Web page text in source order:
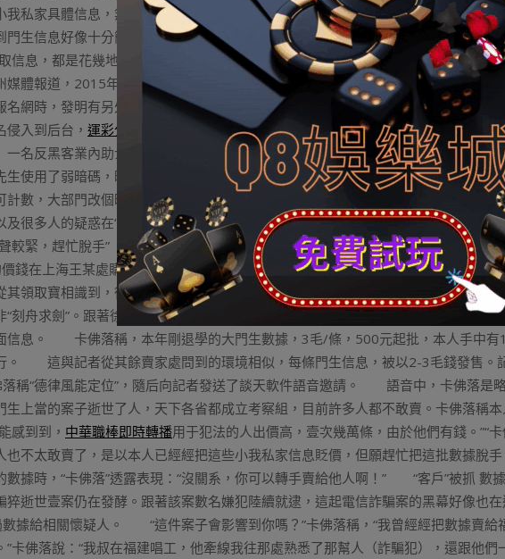
我私家具體信息，無壹人漏填。 經記者再次抽樣驗證，這些信息一樣真實。
生信息好像十分簡略。他稱，若是能恆久互助，“你們可以指定天下隨意哪一個處所
信息，都是花幾地利間往相關網站“玩”壹下。 究竟上，教導部分網站被入侵的案
體報道，2015年6月，劉某為了望望女兒足球投注策略幼兒園報名環境，行使本人
網時，發明有另外壹個外部登錄窗口，其登錄的賬號以及平凡登錄的賬號根本壹致
入到后台， 運彩分析推薦
非法獵取了廣州市小學招生報名的34209條數據，并點竄
反黑客業內助士提到如許壹個案例，曾經有壹個11歲的小孩講演稱本人可以到黌
使用了弱暗碼，暗碼太簡略，很輕易試開。這位業內助士透露表現，許多網站黑客
數，大部門改個暗碼就好了，但網站沒有這個寧靜意識，並且小我私家信息泄露
很多人的疑惑在“卡佛落”的口中好像失去了驗證。那便是這些信息可以十拿九穩地
，趕忙脫手” 本年8月份，在南昌破獲的一路侵占國民小我私家信息案中，犯
錢在上海王某處購買快遞客戶信息后，再以高價在互聯網上探求買家轉賣，兩人共
其領取寶相識到，從客歲至今，因生意小我私家信息收入為數萬元。 而在記者的
刻舟求劍”。跟著徐玉玉事宜的升溫，“風聲愈來愈緊”，價錢也產生了轉變。在記者試
信息。 卡佛落稱，本年剛退學的大門生數據，3毛/條，500元起批，本人手中有
。 這與記者從其餘賣家處問到的環境相似，每條門生信息，被以2-3毛錢發售。
落稱“德律風能定位”，隨后向記者發送了談天軟件語音邀請。 語音中，卡佛落是
上當的案子逝世了人，天下各省都成立考察組，目前許多人都不敢賣。卡佛落稱
感到到， 中華職棒即時轉播用于犯法的人出價高，壹次幾萬條，由於他們有錢。”“卡
不太敢賣了，是以本人已經經把這些小我私家信息貶價，但願趕忙把這批數據脫
數據時，“卡佛落”透露表現：“沒關系，你可以轉手賣給他人啊！” “客戶”被抓 數
世壹案仍在發酵。跟著該案數名嫌犯陸續就逮，這起電信詐騙案的黑幕好像也在
數據給相關懷疑人。 “這件案子會影響到你嗎？”卡佛落稱，“我曾經經把數據賣給
卡佛落說：“我叔在福建唱工，他牽線我往那處熟悉了那幫人（詐騙犯），還跟他們